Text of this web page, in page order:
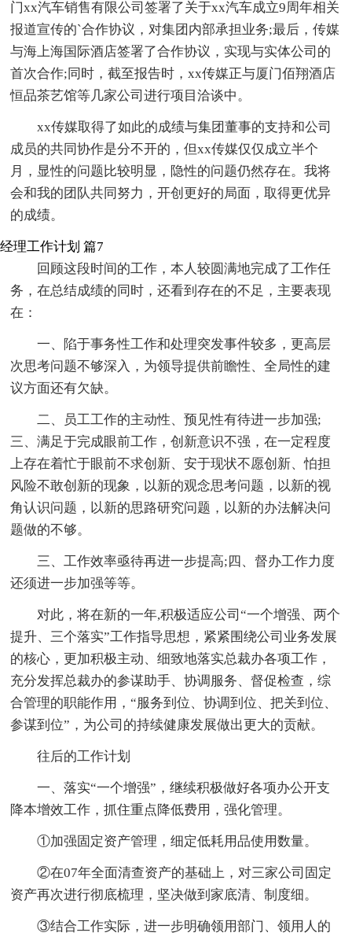
门xx汽车销售有限公司签署了关于xx汽车成立9周年相关
报道宣传的`合作协议，对集团内部承担业务;最后，传媒
与海上海国际酒店签署了合作协议，实现与实体公司的
首次合作;同时，截至报告时，xx传媒正与厦门佰翔酒店
恒品茶艺馆等几家公司进行项目洽谈中。
xx传媒取得了如此的成绩与集团董事的支持和公司
成员的共同协作是分不开的，但xx传媒仅仅成立半个
月，显性的问题比较明显，隐性的问题仍然存在。我将
会和我的团队共同努力，开创更好的局面，取得更优异
的成绩。
经理工作计划 篇7
回顾这段时间的工作，本人较圆满地完成了工作任
务，在总结成绩的同时，还看到存在的不足，主要表现
在：
一、陷于事务性工作和处理突发事件较多，更高层
次思考问题不够深入，为领导提供前瞻性、全局性的建
议方面还有欠缺。
二、员工工作的主动性、预见性有待进一步加强;
三、满足于完成眼前工作，创新意识不强，在一定程度
上存在着忙于眼前不求创新、安于现状不愿创新、怕担
风险不敢创新的现象，以新的观念思考问题，以新的视
角认识问题，以新的思路研究问题，以新的办法解决问
题做的不够。
三、工作效率亟待再进一步提高;四、督办工作力度
还须进一步加强等等。
对此，将在新的一年,积极适应公司“一个增强、两个
提升、三个落实”工作指导思想，紧紧围绕公司业务发展
的核心，更加积极主动、细致地落实总裁办各项工作，
充分发挥总裁办的参谋助手、协调服务、督促检查，综
合管理的职能作用，“服务到位、协调到位、把关到位、
参谋到位”，为公司的持续健康发展做出更大的贡献。
往后的工作计划
一、落实“一个增强”，继续积极做好各项办公开支
降本增效工作，抓住重点降低费用，强化管理。
①加强固定资产管理，细定低耗用品使用数量。
②在07年全面清查资产的基础上，对三家公司固定
资产再次进行彻底梳理，坚决做到家底清、制度细。
③结合工作实际，进一步明确领用部门、领用人的